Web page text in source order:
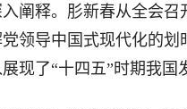
阐释。肜新春从全会
领导中国式现代化的
现了“十四五”时期我国